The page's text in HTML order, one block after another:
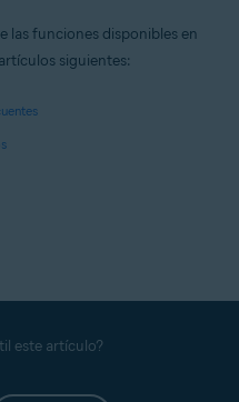
las funciones disponibles en
siguientes:
este artículo?